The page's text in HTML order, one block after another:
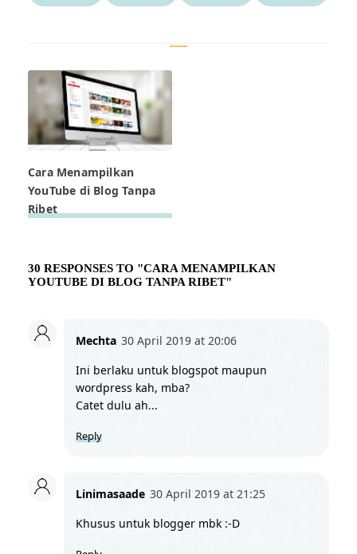
Cara Menampilkan
YouTube di Blog Tanpa
Ribet
30 RESPONSES TO "CARA MENAMPILKAN
YOUTUBE DI BLOG TANPA RIBET"
Mechta 30 April 2019 at 20:06
Ini berlaku untuk blogspot maupun
wordpress kah, mba?
Catet dulu ah...
Reply
Linimasaade 30 April 2019 at 21:25
Khusus untuk blogger mbk :-D